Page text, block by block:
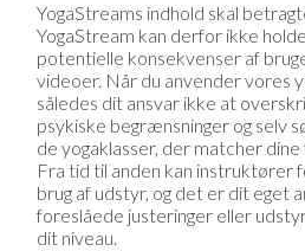
YogaStreams indhold skal
YogaStream kan derfor ikke
potentielle konsekvenser af
videoer. Når du anvender vores
således dit ansvar ikke at
psykiske begrænsninger og selv
de yogaklasser, der matcher
Fra tid til anden kan instruktører
brug af udstyr, og det er dit eget
foreslåede justeringer eller
dit niveau.